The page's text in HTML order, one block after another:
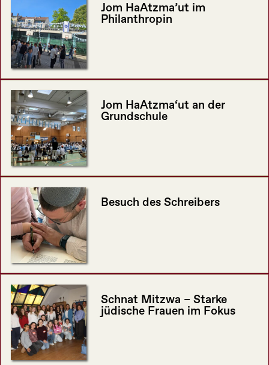
Jom HaAtzma’ut im
Philanthropin
Jom HaAtzma‘ut an der
Grundschule
Besuch des Schreibers
Schnat Mitzwa – Starke
jüdische Frauen im Fokus